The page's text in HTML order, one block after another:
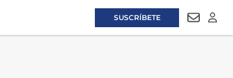
SUSCRÍBETE